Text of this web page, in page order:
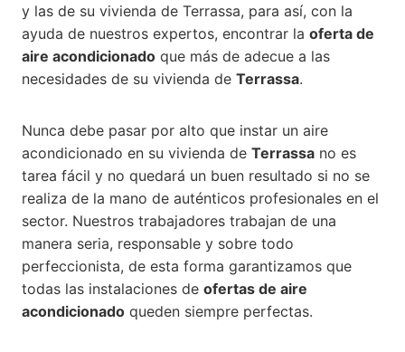
y las de su vivienda de Terrassa, para así, con la
ayuda de nuestros expertos, encontrar la oferta de
aire acondicionado que más de adecue a las
necesidades de su vivienda de Terrassa.
Nunca debe pasar por alto que instar un aire
acondicionado en su vivienda de Terrassa no es
tarea fácil y no quedará un buen resultado si no se
realiza de la mano de auténticos profesionales en el
sector. Nuestros trabajadores trabajan de una
manera seria, responsable y sobre todo
perfeccionista, de esta forma garantizamos que
todas las instalaciones de ofertas de aire
acondicionado queden siempre perfectas.